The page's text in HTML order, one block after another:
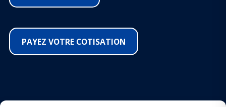
PAYEZ VOTRE COTISATION